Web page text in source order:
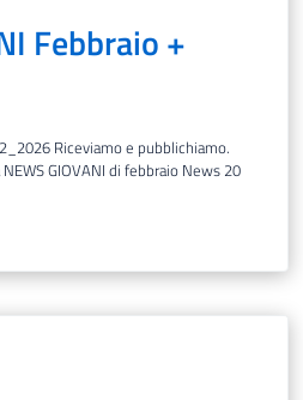
Febbraio +
Riceviamo e pubblichiamo.
GIOVANI di febbraio News 20